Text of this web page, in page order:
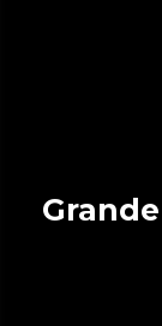
Grande potenza con motore